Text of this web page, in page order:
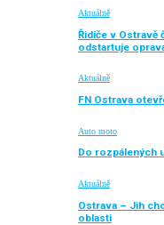
Aktuálně
Řidiče v Ostravě
odstartuje
Aktuálně
FN Ostrava
Auto moto
Do rozpálených
Aktuálně
Ostrava – Jih
oblasti